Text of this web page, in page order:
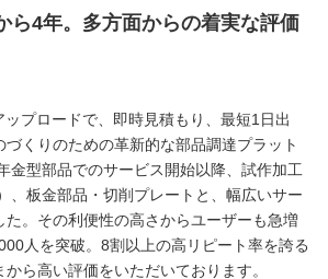
ら4年。多方面からの着実な評価
プロードで、即時見積もり、最短1日出
くりのための革新的な部品調達プラット
金型部品でのサービス開始以降、試作加工
、板金部品・切削プレートと、幅広いサー
た。その利便性の高さからユーザーも急増
人を突破。8割以上の高リピート率を誇る
ら高い評価をいただいております。